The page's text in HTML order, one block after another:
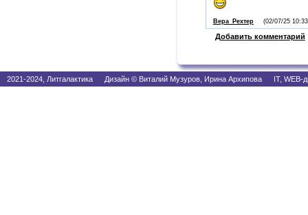
Вера_Рехтер (02/07/25
Добавить комментарий
2021-2024, Литгалактика Дизайн © Виталий Музуров, Ирина Архипова IT, WEB-